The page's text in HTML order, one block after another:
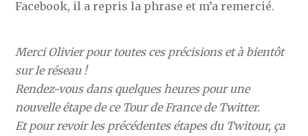
Facebook, il a repris la phrase et m’a remercié.
Merci Olivier pour toutes ces précisions et à bientôt
sur le réseau !
Rendez-vous dans quelques heures pour une
nouvelle étape de ce Tour de France de Twitter.
Et pour revoir les précédentes étapes du Twitour, ça